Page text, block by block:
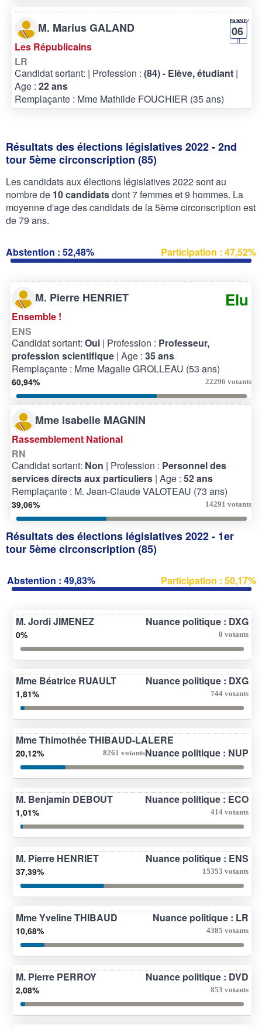
M. Marius GALAND 06
Les Républicains
LR
Candidat sortant: | Profession : (84) - Elève, étudiant |
Age : 22 ans
Remplaçante : Mme Mathilde FOUCHIER (35 ans)
Résultats des élections législatives 2022 - 2nd
tour 5ème circonscription (85)
Les candidats aux élections législatives 2022 sont au
nombre de 10 candidatsdont 7 femmes et 9 hommes. La
moyenne d'age des candidats de la 5ème circonscription est
de 79 ans.
Abstention : 52,48% Participation : 47,52%
M. Pierre HENRIET Elu
Ensemble !
ENS
Candidat sortant: Oui | Profession : Professeur,
profession scientifique | Age : 35 ans
Remplaçante : Mme Magalie GROLLEAU (53 ans)
60,94% 22296 votants
Mme Isabelle MAGNIN
Rassemblement National
RN
Candidat sortant: Non | Profession : Personnel des
services directs aux particuliers | Age : 52 ans
Remplaçante : M. Jean-Claude VALOTEAU (73 ans)
39,06% 14291 votants
Résultats des élections législatives 2022 - 1er
tour 5ème circonscription (85)
Abstention : 49,83% Participation : 50,17%
M. Jordi JIMENEZ Nuance politique : DXG
0% 0 votants
Mme Béatrice RUAULT Nuance politique : DXG
1,81% 744 votants
Mme Thimothée THIBAUD-LALERE
Nuance politique : NUP
20,12% 8261 votants
M. Benjamin DEBOUT Nuance politique : ECO
1,01% 414 votants
M. Pierre HENRIET Nuance politique : ENS
37,39% 15353 votants
Mme Yveline THIBAUD Nuance politique : LR
10,68% 4385 votants
M. Pierre PERROY Nuance politique : DVD
2,08% 853 votants